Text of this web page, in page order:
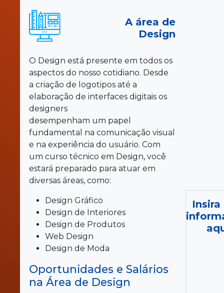
A área de
Design
O Design está presente em todos os
aspectos do nosso cotidiano. Desde
a criação de logotipos até a
elaboração de interfaces digitais os
designers
desempenham um papel
fundamental na comunicação visual
e na experiência do usuário. Com
um curso técnico em Design, você
estará preparado para atuar em
diversas áreas, como:
Design Gráfico
Design de Interiores
Design de Produtos
Web Design
Design de Moda
Oportunidades e Salários
na Área de Design
Insira